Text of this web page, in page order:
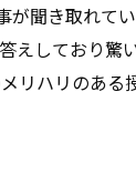
聞き取れてい
しており驚い
リハリのある